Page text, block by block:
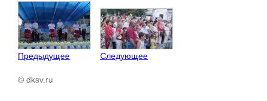
Предыдущее Следующее
© dksv.ru